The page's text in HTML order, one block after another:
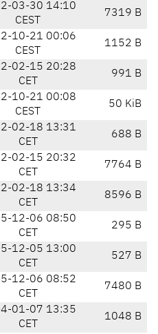
03-30 14:10
CEST
7319 B
10-21 00:06
CEST
1152 B
02-15 20:28
CET
991 B
10-21 00:08
CEST
50 KiB
02-18 13:31
CET
688 B
02-15 20:32
CET
7764 B
02-18 13:34
CET
8596 B
12-06 08:50
CET
295 B
12-05 13:00
CET
527 B
12-06 08:52
CET
7480 B
01-07 13:35
CET
1048 B